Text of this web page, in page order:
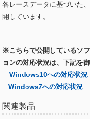
各レースデータに基づいた
開しています。
※こちらで公開しているソ
ョンの対応状況は、下記を御
Windows10への対応状況
Windows7への対応状況
関連製品